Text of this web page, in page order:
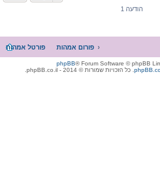
הודעה 1
פורטל אמהות פורום אמהות
phpBB® Forum Software © phpBB
. כל הזכויות שמורות © 2014 - phpBB.co.il.